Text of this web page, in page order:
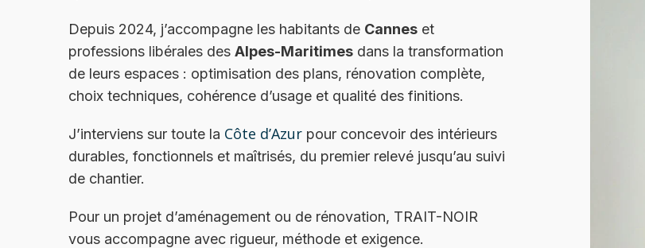
Depuis 2024, j’accompagne les habitants de Cannes et
professions libérales des Alpes-Maritimes dans la transformation
de leurs espaces : optimisation des plans, rénovation complète,
choix techniques, cohérence d’usage et qualité des finitions.
J’interviens sur toute la Côte d’Azur pour concevoir des intérieurs
durables, fonctionnels et maîtrisés, du premier relevé jusqu’au suivi
de chantier.
Pour un projet d’aménagement ou de rénovation, TRAIT-NOIR
vous accompagne avec rigueur, méthode et exigence.